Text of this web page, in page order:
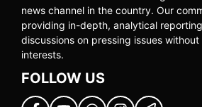
news channel in the country. Our
providing in-depth, analytical
discussions on pressing issues
interests.
FOLLOW US